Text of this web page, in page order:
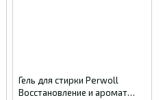
Гель для стирки Perwoll
Восстановление и аромат